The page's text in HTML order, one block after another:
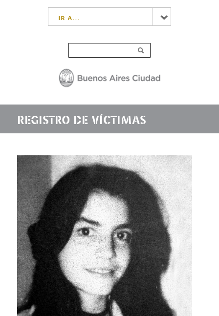
ir a...
REGISTRO DE VÍCTIMAS